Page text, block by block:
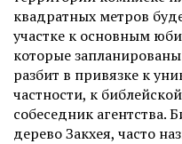
квадратных метров
участке к основным
которые
разбит в привязке к
частности, к
собеседник агентства.
дерево Закхея, часто